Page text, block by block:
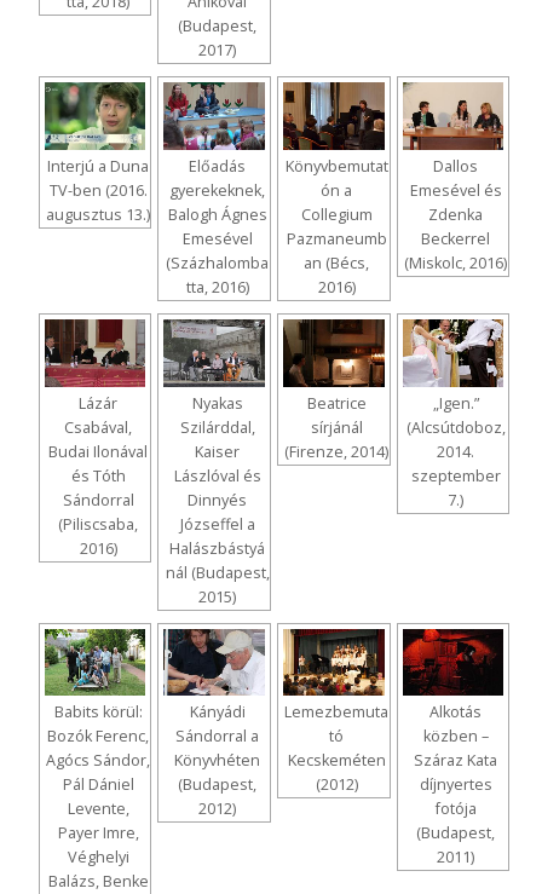
(Budapest,
2017)
Interjú a Duna
TV-ben (2016.
augusztus 13.)
Előadás
gyerekeknek,
Balogh Ágnes
Emesével
(Százhalomba
tta, 2016)
Könyvbemutat
ón a
Collegium
Pazmaneumb
an (Bécs,
2016)
Dallos
Emesével és
Zdenka
Beckerrel
(Miskolc, 2016)
Lázár
Csabával,
Budai Ilonával
és Tóth
Sándorral
(Piliscsaba,
2016)
Nyakas
Szilárddal,
Kaiser
Lászlóval és
Dinnyés
Józseffel a
Halászbástyá
nál (Budapest,
2015)
Beatrice
sírjánál
(Firenze, 2014)
„Igen.”
(Alcsútdoboz,
2014.
szeptember
7.)
Babits körül:
Bozók Ferenc,
Agócs Sándor,
Pál Dániel
Levente,
Payer Imre,
Véghelyi
Balázs, Benke
Kányádi
Sándorral a
Könyvhéten
(Budapest,
2012)
Lemezbemuta
tó
Kecskeméten
(2012)
Alkotás
közben –
Száraz Kata
díjnyertes
fotója
(Budapest,
2011)